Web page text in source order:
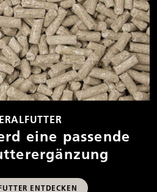
eine passende
ENTDECKEN